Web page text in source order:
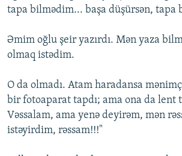
tapa bilmədim... başa düşürsən, tapa
Əmim oğlu şeir yazırdı. Mən yaza
olmaq istədim.
O da olmadı. Atam haradansa
bir fotoaparat tapdı; ama ona da lent
Vəssalam, ama yenə deyirəm, mən
istəyirdim, rəssam!!!"